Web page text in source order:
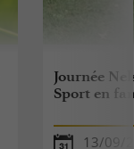
Journée
Sport en
13/09/